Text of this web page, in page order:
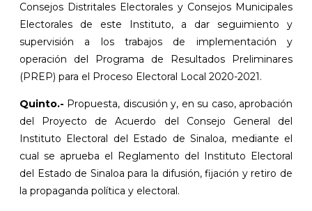
Consejos Distritales Electorales y Consejos Municipales
Electorales de este Instituto, a dar seguimiento y
supervisión a los trabajos de implementación y
operación del Programa de Resultados Preliminares
(PREP) para el Proceso Electoral Local 2020-2021.
Quinto.- Propuesta, discusión y, en su caso, aprobación
del Proyecto de Acuerdo del Consejo General del
Instituto Electoral del Estado de Sinaloa, mediante el
cual se aprueba el Reglamento del Instituto Electoral
del Estado de Sinaloa para la difusión, fijación y retiro de
la propaganda política y electoral.